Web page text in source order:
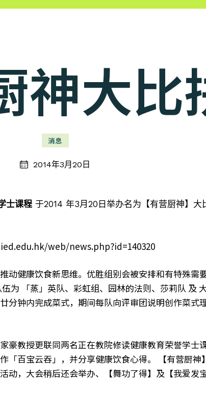
神大比
消息
2014年3月20日
士课程 于2014 年3月20日举办名为【有营厨神】大
web/news.php?id=140320
动健康饮食新思维。优胜组别会被安排和有特殊需
为 「蒸」英队、彩虹组、园林的法则、莎莉队 及
分钟内完成菜式，期间每队向评审团说明创作菜式
豪教授更联同两名正在教院修读健康教育荣誉学士
「百宝云吞」，并分享健康饮食心得。 【有营厨
动，大会稍后还会举办、【舞功了得】及【我爱发